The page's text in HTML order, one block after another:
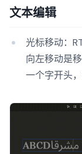
文本编辑
光标移动：
向左移动是
一个字开头